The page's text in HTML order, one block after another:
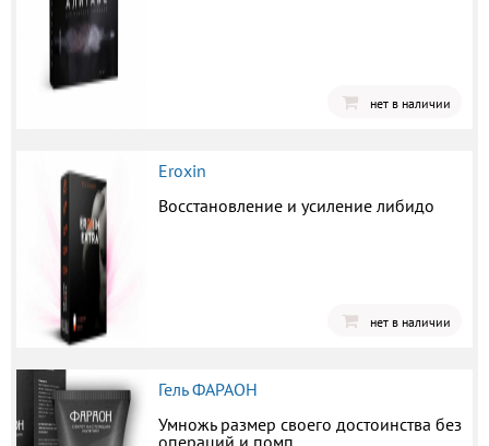
нет в наличии
Eroxin
Восстановление и усиление либидо
нет в наличии
Гель ФАРАОН
Умножь размер своего достоинства без